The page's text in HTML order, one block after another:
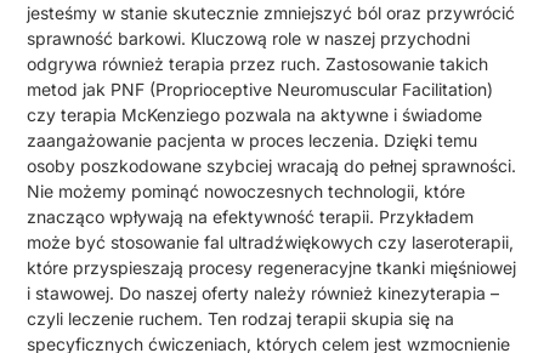
jesteśmy w stanie skutecznie zmniejszyć ból oraz przywrócić
sprawność barkowi. Kluczową role w naszej przychodni
odgrywa również terapia przez ruch. Zastosowanie takich
metod jak PNF (Proprioceptive Neuromuscular Facilitation)
czy terapia McKenziego pozwala na aktywne i świadome
zaangażowanie pacjenta w proces leczenia. Dzięki temu
osoby poszkodowane szybciej wracają do pełnej sprawności.
Nie możemy pominąć nowoczesnych technologii, które
znacząco wpływają na efektywność terapii. Przykładem
może być stosowanie fal ultradźwiękowych czy laseroterapii,
które przyspieszają procesy regeneracyjne tkanki mięśniowej
i stawowej. Do naszej oferty należy również kinezyterapia –
czyli leczenie ruchem. Ten rodzaj terapii skupia się na
specyficznych ćwiczeniach, których celem jest wzmocnienie